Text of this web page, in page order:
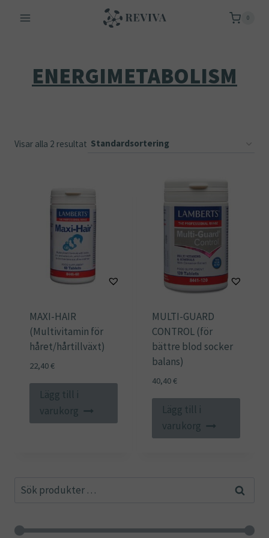
0
ENERGIMETABOLISM
Visar alla 2 resultat
MAXI-HAIR
(Multivitamin för
håret/hårtillväxt)
22,40€
Lägg till i
varukorg
MULTI-GUARD
CONTROL (för
bättre blod socker
balans)
40,40€
Lägg till i
varukorg
Sök
Sök